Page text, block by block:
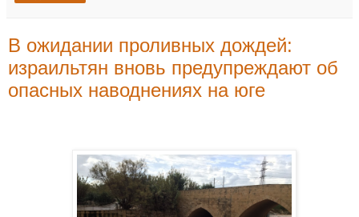
В ожидании проливных дождей:
израильтян вновь предупреждают об
опасных наводнениях на юге